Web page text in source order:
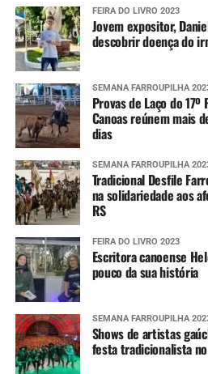
FEIRA DO LIVRO 2023
Jovem expositor,
descobrir doença do
SEMANA FARROUPILHA
Provas de Laço do
Canoas reúnem mais
dias
SEMANA FARROUPILHA
Tradicional Desfile
na solidariedade aos
RS
FEIRA DO LIVRO 2023
Escritora canoense
pouco da sua história
SEMANA FARROUPILHA
Shows de artistas
festa tradicionalista